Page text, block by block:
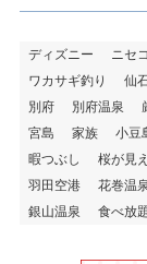
ディズニー ニセコ
ワカサギ釣り
仙
別府
別府温泉
宮島
家族 小豆
暇つぶし
桜が見
羽田空港
花巻温
銀山温泉
食べ放